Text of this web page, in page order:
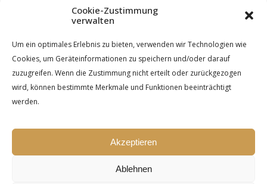
Cookie-Zustimmung
verwalten
Um ein optimales Erlebnis zu bieten, verwenden wir Technologien wie
Cookies, um Geräteinformationen zu speichern und/oder darauf
zuzugreifen. Wenn die Zustimmung nicht erteilt oder zurückgezogen
wird, können bestimmte Merkmale und Funktionen beeinträchtigt
werden.
Akzeptieren
Ablehnen